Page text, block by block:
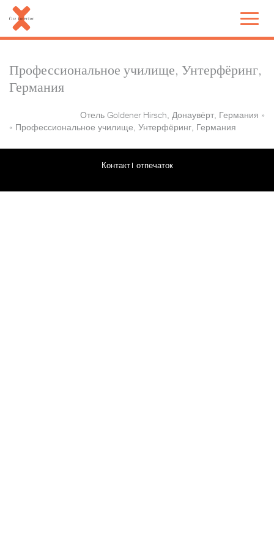
Профессиональное училище, Унтерфёринг,
Германия
Отель Goldener Hirsch, Донаувёрт, Германия »
« Профессиональное училище, Унтерфёринг, Германия
Контакт отпечаток